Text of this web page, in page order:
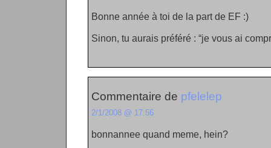
Bonne année à toi de la part de EF :)
Sinon, tu aurais préféré : “je vous ai
Commentaire de pfelelep
2/1/2008 @ 17:56
bonnannee quand meme, hein?